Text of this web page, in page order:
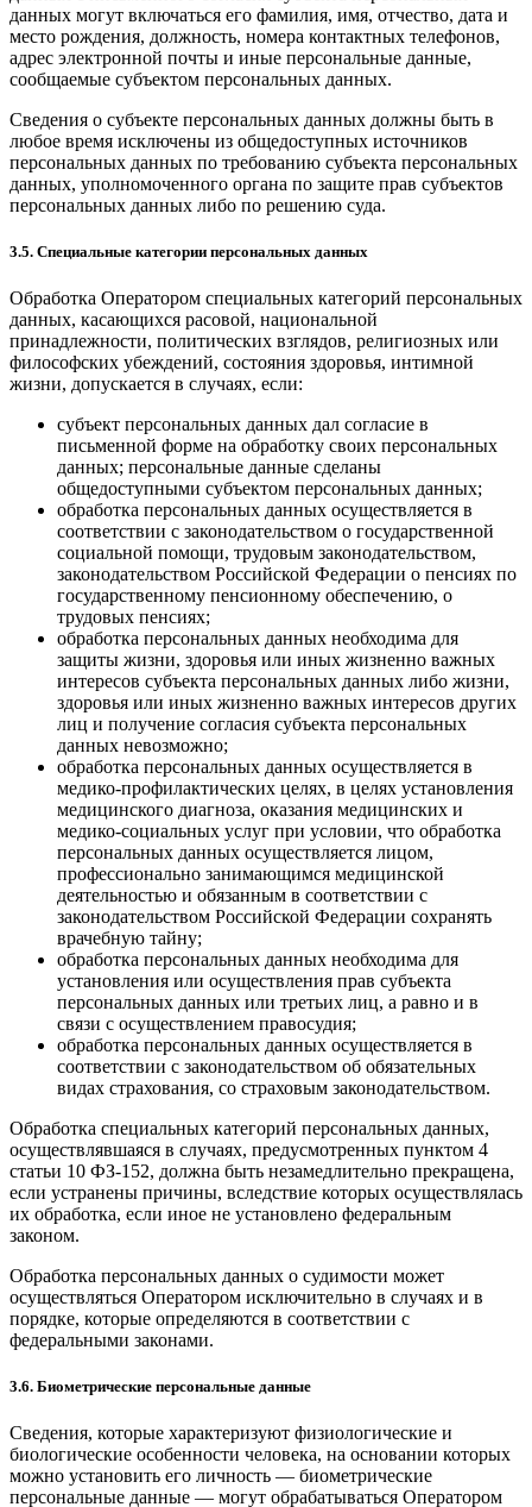
данных могут включаться его фамилия, имя, отчество, дата и
место рождения, должность, номера контактных телефонов,
адрес электронной почты и иные персональные данные,
сообщаемые субъектом персональных данных.
Сведения о субъекте персональных данных должны быть в
любое время исключены из общедоступных источников
персональных данных по требованию субъекта персональных
данных, уполномоченного органа по защите прав субъектов
персональных данных либо по решению суда.
3.5. Специальные категории персональных данных
Обработка Оператором специальных категорий персональных
данных, касающихся расовой, национальной
принадлежности, политических взглядов, религиозных или
философских убеждений, состояния здоровья, интимной
жизни, допускается в случаях, если:
субъект персональных данных дал согласие в
письменной форме на обработку своих персональных
данных; персональные данные сделаны
общедоступными субъектом персональных данных;
обработка персональных данных осуществляется в
соответствии с законодательством о государственной
социальной помощи, трудовым законодательством,
законодательством Российской Федерации о пенсиях по
государственному пенсионному обеспечению, о
трудовых пенсиях;
обработка персональных данных необходима для
защиты жизни, здоровья или иных жизненно важных
интересов субъекта персональных данных либо жизни,
здоровья или иных жизненно важных интересов других
лиц и получение согласия субъекта персональных
данных невозможно;
обработка персональных данных осуществляется в
медико-профилактических целях, в целях установления
медицинского диагноза, оказания медицинских и
медико-социальных услуг при условии, что обработка
персональных данных осуществляется лицом,
профессионально занимающимся медицинской
деятельностью и обязанным в соответствии с
законодательством Российской Федерации сохранять
врачебную тайну;
обработка персональных данных необходима для
установления или осуществления прав субъекта
персональных данных или третьих лиц, а равно и в
связи с осуществлением правосудия;
обработка персональных данных осуществляется в
соответствии с законодательством об обязательных
видах страхования, со страховым законодательством.
Обработка специальных категорий персональных данных,
осуществлявшаяся в случаях, предусмотренных пунктом 4
статьи 10 ФЗ-152, должна быть незамедлительно прекращена,
если устранены причины, вследствие которых осуществлялась
их обработка, если иное не установлено федеральным
законом.
Обработка персональных данных о судимости может
осуществляться Оператором исключительно в случаях и в
порядке, которые определяются в соответствии с
федеральными законами.
3.6. Биометрические персональные данные
Сведения, которые характеризуют физиологические и
биологические особенности человека, на основании которых
можно установить его личность — биометрические
персональные данные — могут обрабатываться Оператором